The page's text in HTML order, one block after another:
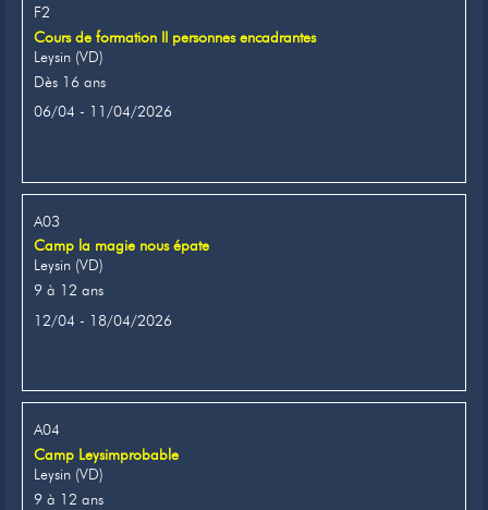
F2
Cours de formation II personnes encadrantes
Leysin (VD)
Dès 16 ans
06/04 - 11/04/2026
A03
Camp la magie nous épate
Leysin (VD)
9 à 12 ans
12/04 - 18/04/2026
A04
Camp Leysimprobable
Leysin (VD)
9 à 12 ans